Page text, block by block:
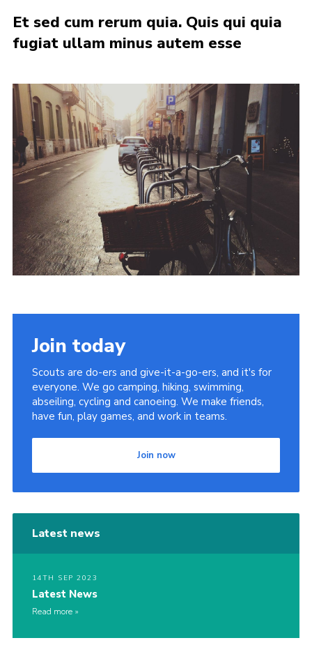
Et sed cum rerum quia. Quis qui quia
fugiat ullam minus autem esse
Join today
Scouts are do-ers and give-it-a-go-ers, and it's for
everyone. We go camping, hiking, swimming,
abseiling, cycling and canoeing. We make friends,
have fun, play games, and work in teams.
Join now
Latest news
14TH SEP 2023
Latest News
Read more